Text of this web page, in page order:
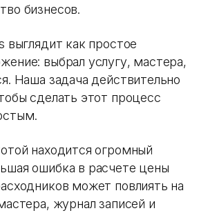
бизнесов.
выглядит как простое
выбрал услугу, мастера,
Наша задача действительно
сделать этот процесс
находится огромный
ошибка в расчете цены
может повлиять на
журнал записей и